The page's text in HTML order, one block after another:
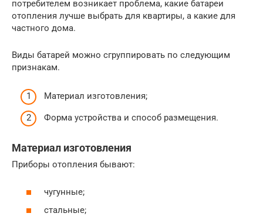
потребителем возникает проблема, какие батареи
отопления лучше выбрать для квартиры, а какие для
частного дома.
Виды батарей можно сгруппировать по следующим
признакам.
Материал изготовления;
Форма устройства и способ размещения.
Материал изготовления
Приборы отопления бывают:
чугунные;
стальные;